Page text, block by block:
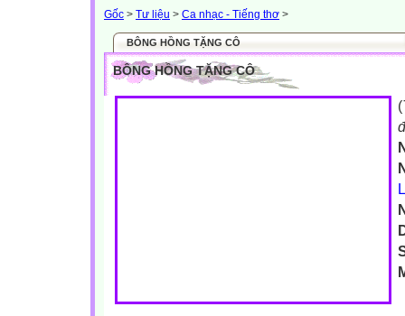
Gốc > Tư liệu > Ca nhạc - Tiếng thơ >
BÔNG HỒNG TẶNG CÔ
BÔNG HỒNG TẶNG CÔ
(